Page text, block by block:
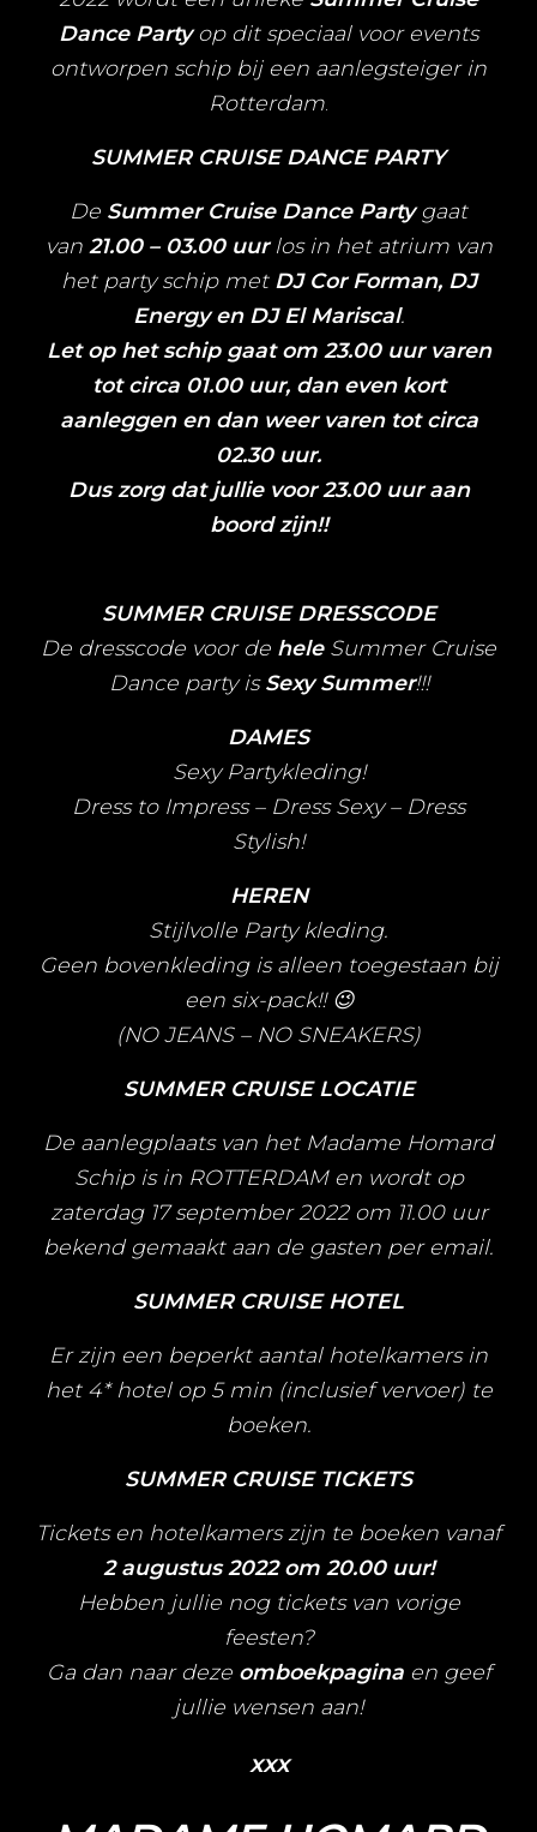
Dance Partyop dit speciaal voor events
ontworpen schip bij een aanlegsteiger in
Rotterdam
SUMMER CRUISE DANCE PARTY
De Summer Cruise Dance Partygaat
van 21.00 – 03.00 uurlos in het atrium van
het party schip met DJ Cor Forman, DJ
Energy en DJ El Mariscal.
Let op het schip gaat om 23.00 uur varen
tot circa 01.00 uur, dan even kort
aanleggen en dan weer varen tot circa
02.30 uur.
Dus zorg dat jullie voor 23.00 uur aan
boord zijn!!
SUMMER CRUISE DRESSCODE
De dresscode voor de heleSummer Cruise
Dance party isSexy Summer!!!
DAMES
Sexy Partykleding!
Dress to Impress – Dress Sexy – Dress
Stylish!
HEREN
Stijlvolle Party kleding.
Geen bovenkleding is alleen toegestaan bij
een six-pack!! 😉
(NO JEANS – NO SNEAKERS)
SUMMER CRUISE LOCATIE
De aanlegplaats van het Madame Homard
Schip is in ROTTERDAM en wordt op
zaterdag 17 september 2022 om 11.00 uur
bekend gemaakt aan de gasten per email.
SUMMER CRUISEHOTEL
Er zijn een beperkt aantal hotelkamers in
het 4* hotel op 5 min (inclusief vervoer) te
boeken.
SUMMER CRUISE TICKETS
Tickets en hotelkamers zijn te boeken vanaf
2 augustus 2022 om 20.00 uur!
Hebben jullie nog tickets van vorige
feesten?
Ga dan naar deze omboekpaginaen geef
jullie wensen aan!
xxx